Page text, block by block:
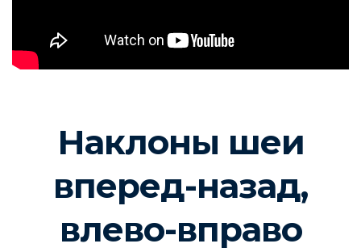
Наклоны шеи
вперед-назад,
влево-вправо